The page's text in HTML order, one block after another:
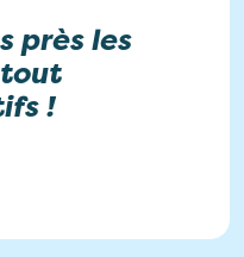
près les
!